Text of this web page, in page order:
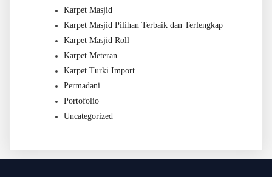
Karpet Masjid
Karpet Masjid Pilihan Terbaik dan Terlengkap
Karpet Masjid Roll
Karpet Meteran
Karpet Turki Import
Permadani
Portofolio
Uncategorized